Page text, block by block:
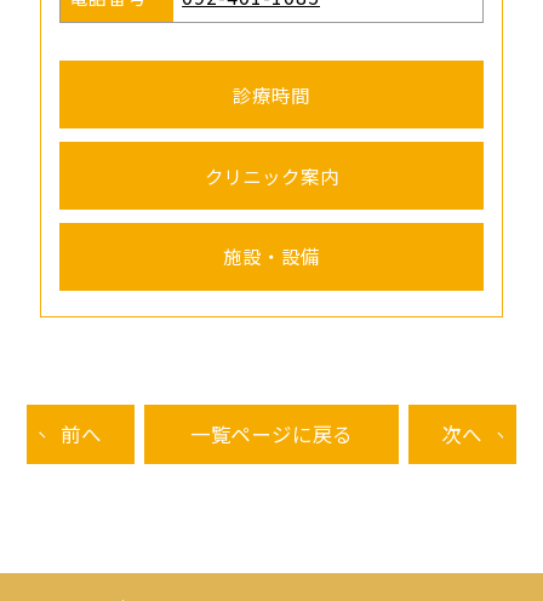
診療時間
クリニック案内
施設・設備
前へ 一覧ページに戻る 次へ